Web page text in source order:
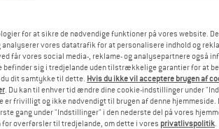
for at sikre de nødvendige funktioner på vores website.
vores datatrafik for at personalisere indhold og
får vores social media-, reklame- og analysepartnere også
befinder sig i tredjelande uden tilstrækkelige garantier for at
dit samtykke til dette. Hvis du ikke vil acceptere brugen af
. Du kan til enhver tid ændre dine cookie-indstillinger under
frivilligt og ikke nødvendigt til brugen af denne hjemmeside.
gang under "Indstillinger" i den nederste del på vores
overførsler til tredjelande, om dette i vores privatlivspolitik.